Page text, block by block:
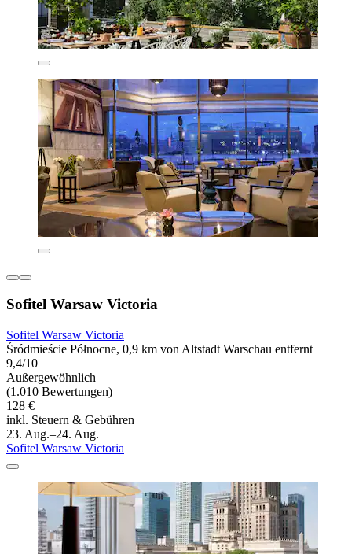
Sofitel Warsaw Victoria
Sofitel Warsaw Victoria
Śródmieście Północne, 0,9 km von Altstadt Warschau entfernt
9,4/10
Außergewöhnlich
(1.010 Bewertungen)
128 €
inkl. Steuern & Gebühren
23. Aug.–24. Aug.
Sofitel Warsaw Victoria